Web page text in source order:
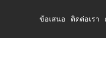
ข้อเสนอ ติดต่อเรา